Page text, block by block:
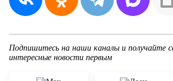
Подпишитесь на наши каналы и получайте
интересные новости первым